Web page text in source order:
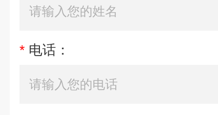
* 电话：